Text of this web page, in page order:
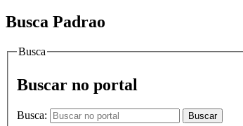
Busca Padrao
Busca
Buscar no portal
Busca: Buscar